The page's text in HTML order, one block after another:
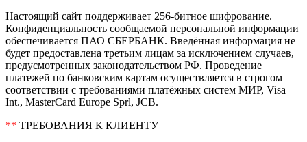
Настоящий сайт поддерживает 256-битное шифрование.
Конфиденциальность сообщаемой персональной информации
обеспечивается ПАО СБЕРБАНК. Введённая информация не
будет предоставлена третьим лицам за исключением случаев,
предусмотренных законодательством РФ. Проведение
платежей по банковским картам осуществляется в строгом
соответствии с требованиями платёжных систем МИР, Visa
Int., MasterCard Europe Sprl, JCB.
** ТРЕБОВАНИЯ К КЛИЕНТУ